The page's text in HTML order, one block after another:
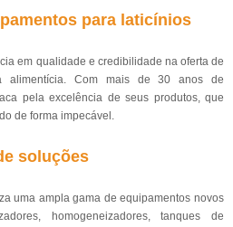
para laticínios
em qualidade e credibilidade na oferta de
alimentícia. Com mais de 30 anos de
pela excelência de seus produtos, que
de forma impecável.
soluções
uma ampla gama de equipamentos novos
homogeneizadores, tanques de